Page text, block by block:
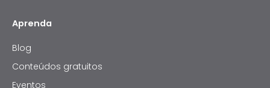
Aprenda
Blog
Conteúdos gratuitos
Eventos